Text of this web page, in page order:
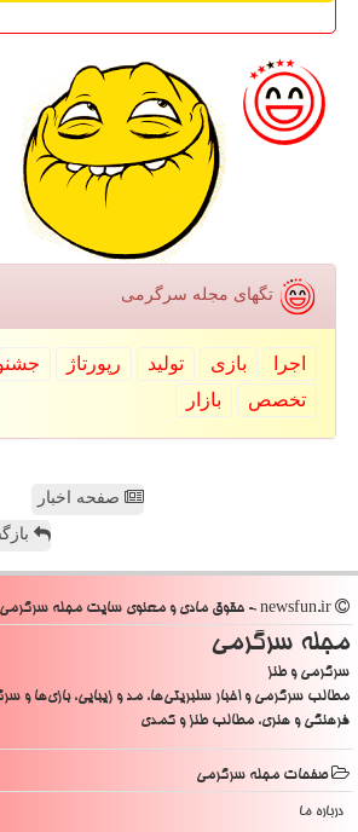
تگهای مجله سرگرمی
اجرا بازی تولید رپورتاژ
تخصص
بازار
صفحه اخبار
مجله سرگرمی
سرگرمی و طنز
مطالب سرگرمی و اخبار سلبریتی‌ها، مد و زیبایی، بازی‌ها و
فرهنگی و هنری، مطالب طنز و کمدی
صفحات مجله سرگرمی
درباره ما